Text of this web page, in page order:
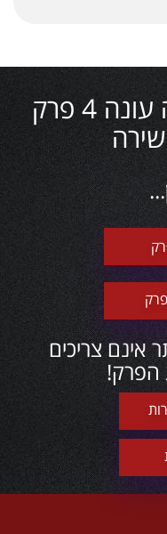
טעינה אהבה חדשה עונה 4 פרק
צריכים
הפרק!